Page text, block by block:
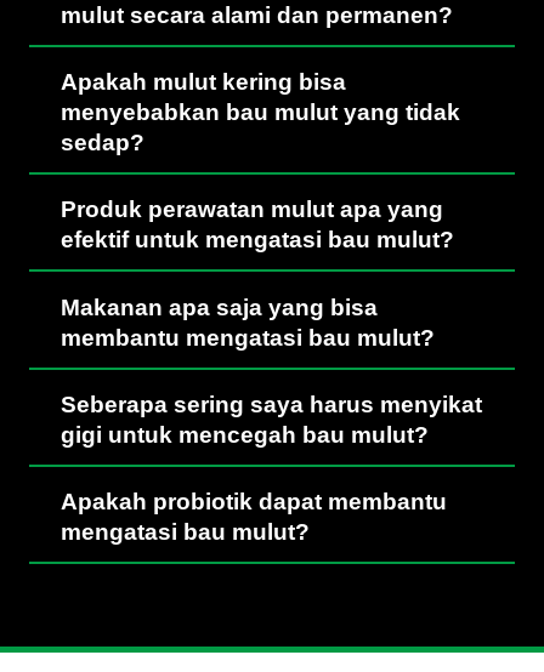
mulut secara alami dan permanen?
Apakah mulut kering bisa
menyebabkan bau mulut yang tidak
sedap?
Produk perawatan mulut apa yang
efektif untuk mengatasi bau mulut?
Makanan apa saja yang bisa
membantu mengatasi bau mulut?
Seberapa sering saya harus menyikat
gigi untuk mencegah bau mulut?
Apakah probiotik dapat membantu
mengatasi bau mulut?